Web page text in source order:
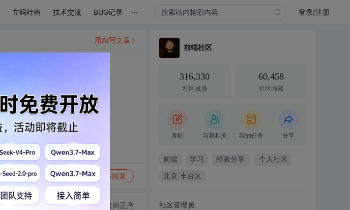
立码吐槽 技术交流 BUG记录 ... 登录/注册
写回复
用AI写文章
切换为时间正序
前端社区
316,330
社区成员
60,458
社区内容
发帖 与我相关 我的任务 分享
前端 学习 经验分享 个人社区
北京·丰台区
社区管理员